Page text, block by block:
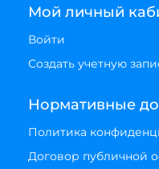
Мой личный
Войти
Создать учетную
Нормативные
Политика
Договор публичной